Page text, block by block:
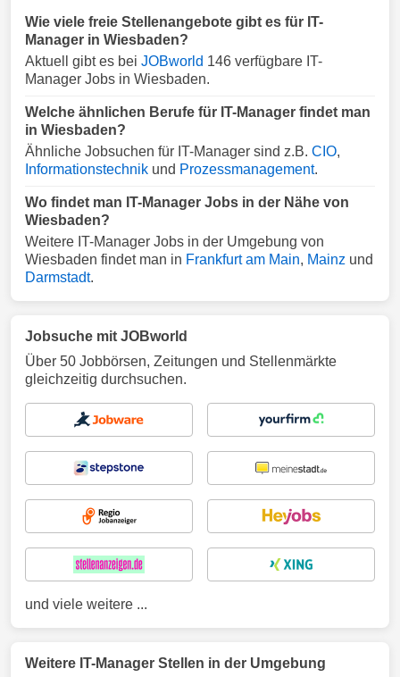
Wie viele freie Stellenangebote gibt es für IT-
Manager in Wiesbaden?
Aktuell gibt es bei JOBworld 146 verfügbare IT-
Manager Jobs in Wiesbaden.
Welche ähnlichen Berufe für IT-Manager findet man
in Wiesbaden?
Ähnliche Jobsuchen für IT-Manager sind z.B. CIO,
Informationstechnik und Prozessmanagement.
Wo findet man IT-Manager Jobs in der Nähe von
Wiesbaden?
Weitere IT-Manager Jobs in der Umgebung von
Wiesbaden findet man in Frankfurt am Main, Mainz und
Darmstadt.
Jobsuche mit JOBworld
Über 50 Jobbörsen, Zeitungen und Stellenmärkte
gleichzeitig durchsuchen.
und viele weitere ...
Weitere IT-Manager Stellen in der Umgebung